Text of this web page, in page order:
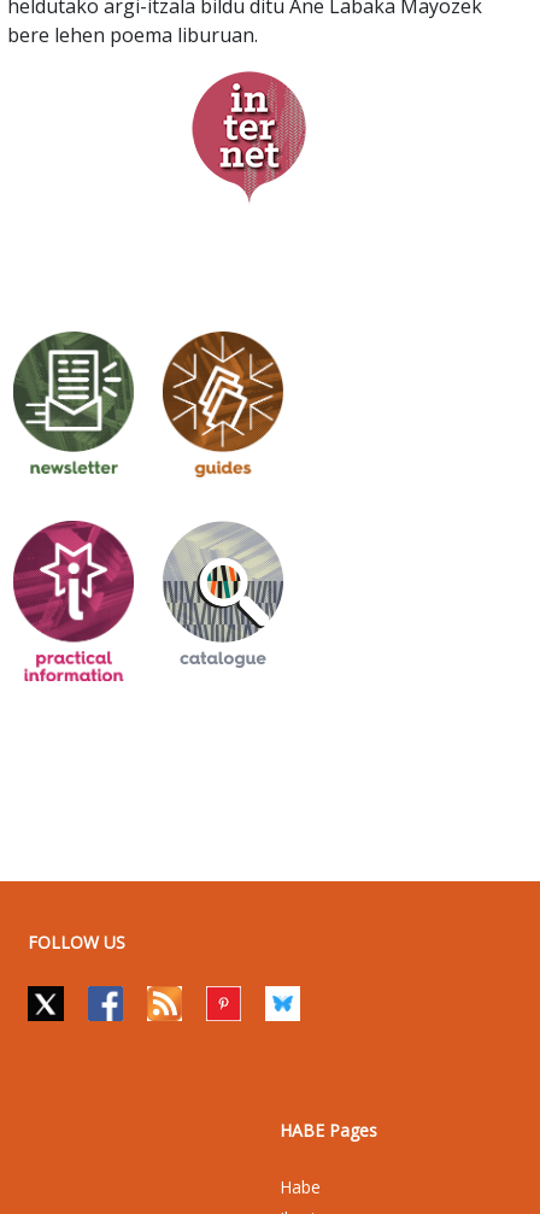
heldutako argi-itzala bildu ditu Ane Labaka Mayozek
bere lehen poema liburuan.
FOLLOW US
HABE Pages
Habe